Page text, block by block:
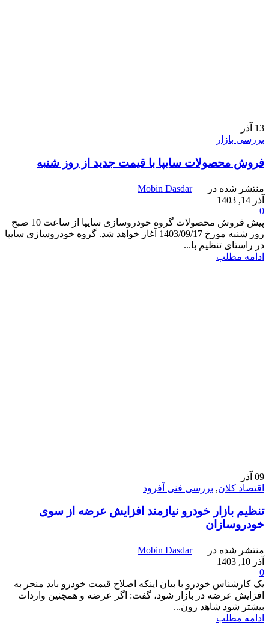
13 آذر
بررسی بازار
فروش محصولات سایپا با قیمت جدید از روز شنبه
منتشر شده در
Mobin Dasdar
آذر 14, 1403
0
پیش فروش محصولات گروه خودروسازی سایپا از ساعت 10 صبح
روز شنبه مورخ 1403/09/17 آغاز خواهد شد. گروه خودروسازی سایپا
در راستای تنظیم با...
ادامه مطلب
09 آذر
اقتصاد کلان, بررسی فنی آفرود
تنظیم بازار خودرو نیازمند افزایش عرضه از سوی
خودروسازان
منتشر شده در
Mobin Dasdar
آذر 10, 1403
0
یک کارشناس خودرو با بیان اینکه اصلاح قیمت خودرو باید منجر به
افزایش عرضه در بازار شود، گفت: اگر عرضه و همچنین واردات
بیشتر شود شاهد رون...
ادامه مطلب